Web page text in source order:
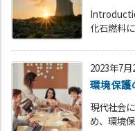
化石燃料
2023年7月
環境保護
現代社会
め、環境